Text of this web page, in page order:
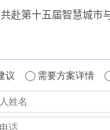
赴第十五届智慧城市